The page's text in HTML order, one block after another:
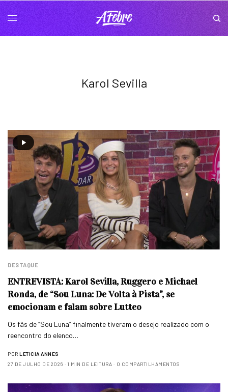
Karol Sevilla
DESTAQUE
ENTREVISTA: Karol Sevilla, Ruggero e Michael
Ronda, de “Sou Luna: De Volta à Pista”, se
emocionam e falam sobre Lutteo
Os fãs de “Sou Luna” finalmente tiveram o desejo realizado com o
reencontro do elenco…
POR LETICIA ANNES
27 DE JULHO DE 2026
1 MIN DE LEITURA 0 COMPARTILHAMENTOS